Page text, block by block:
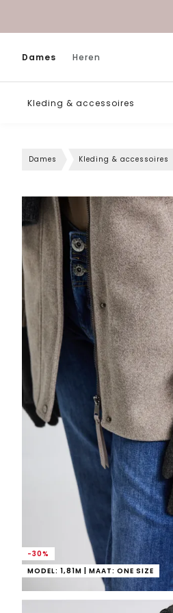
Dames Heren
Kleding & accessoires
Dames Kleding & accessoires
-30%
MODEL: 1,81M | MAAT: ONE SIZE